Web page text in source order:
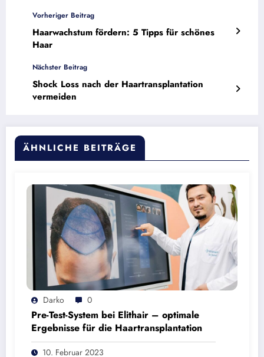
Vorheriger Beitrag
Haarwachstum fördern: 5 Tipps für schönes
Haar
Nächster Beitrag
Shock Loss nach der Haartransplantation
vermeiden
ÄHNLICHE BEITRÄGE
Darko 0
Pre-Test-System bei Elithair – optimale
Ergebnisse für die Haartransplantation
10. Februar 2023